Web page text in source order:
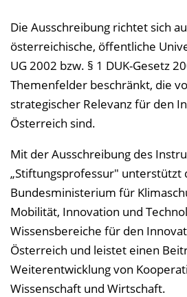
Die Ausschreibung richtet sich
österreichische, öffentliche
UG 2002 bzw. § 1 DUK-Gesetz
Themenfelder beschränkt, die
strategischer Relevanz für den
Österreich sind.
Mit der Ausschreibung des
„Stiftungsprofessur" unterstützt
Bundesministerium für
Mobilität, Innovation und
Wissensbereiche für den
Österreich und leistet einen
Weiterentwicklung von
Wissenschaft und Wirtschaft.